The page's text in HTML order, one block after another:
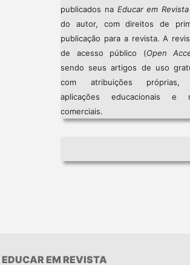
publicados na Educar em Revista
do autor, com direitos de
publicação para a revista. A
de acesso público (Open
sendo seus artigos de uso
com atribuições próprias,
aplicações educacionais e
comerciais.
EDUCAR EM REVISTA